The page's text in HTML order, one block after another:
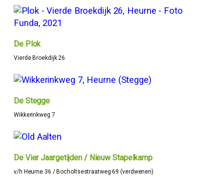
De Plok
Vierde Broekdijk 26
De Stegge
Wikkerinkweg 7
De Vier Jaargetijden / Nieuw Stapelkamp
v/h Heurne 36 / Bocholtsestraatweg 69 (verdwenen)